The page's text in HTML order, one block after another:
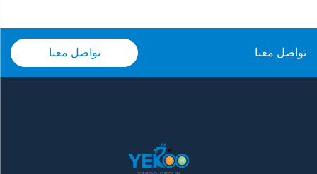
تواصل معنا تواصل معنا